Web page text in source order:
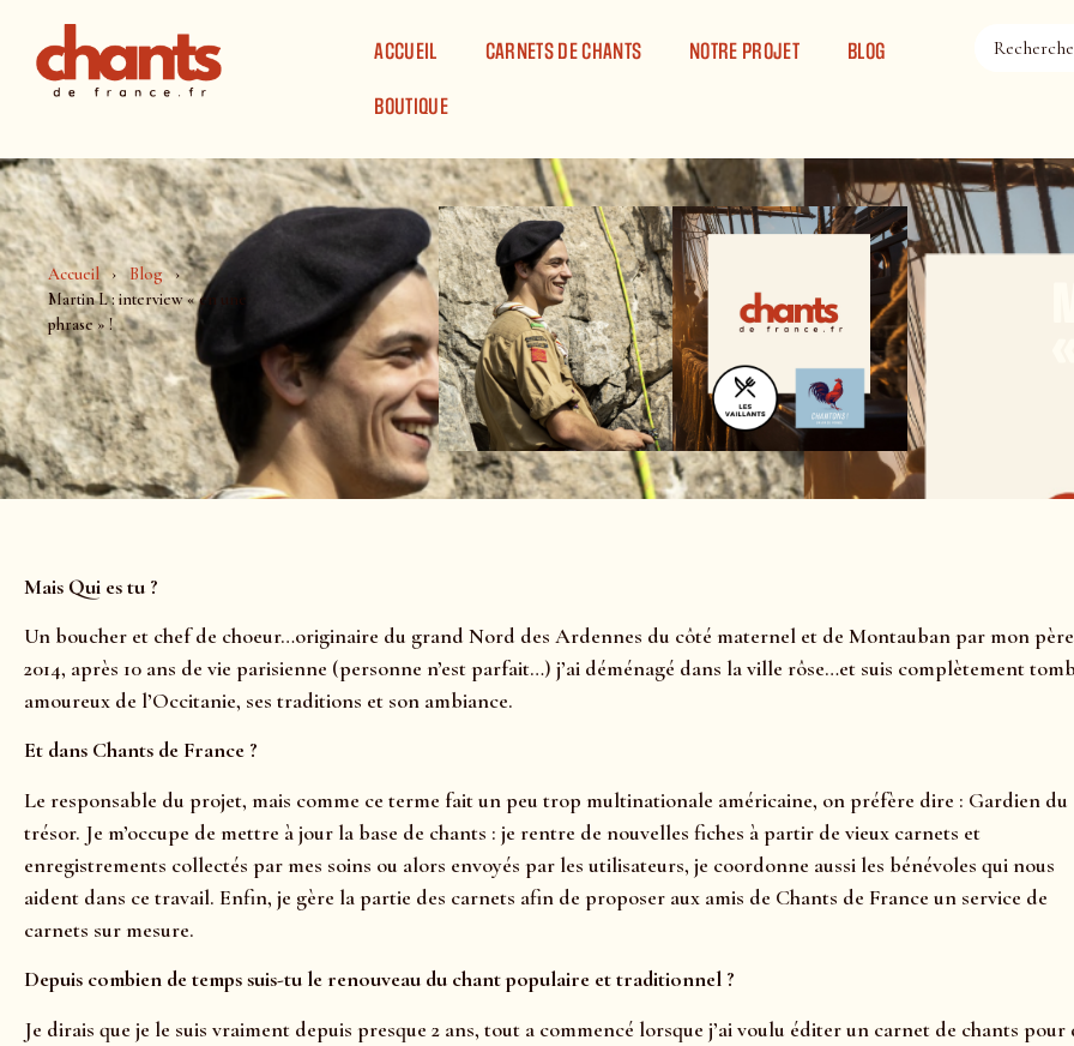
ACCUEIL
CARNETS DE CHANTS NOTRE PROJET BLOG
BOUTIQUE
Accueil
Blog
Martin L : interview « en une
phrase » !
Mais Qui es tu ?
Un boucher et chef de choeur…originaire du grand Nord des Ardennes du côté maternel et de Montauban par mon
2014, après 10 ans de vie parisienne (personne n’est parfait…) j’ai déménagé dans la ville rôse…et suis complètement
amoureux de l’Occitanie, ses traditions et son ambiance.
Et dans Chants de France ?
Le responsable du projet, mais comme ce terme fait un peu trop multinationale américaine, on préfère dire : Gardien du
trésor. Je m’occupe de mettre à jour la base de chants : je rentre de nouvelles fiches à partir de vieux carnets et
enregistrements collectés par mes soins ou alors envoyés par les utilisateurs, je coordonne aussi les bénévoles qui nous
aident dans ce travail. Enfin, je gère la partie des carnets afin de proposer aux amis de Chants de France un service de
carnets sur mesure.
Depuis combien de temps suis-tu le renouveau du chant populaire et traditionnel ?
Je dirais que je le suis vraiment depuis presque 2 ans, tout a commencé lorsque j’ai voulu éditer un carnet de chants pour